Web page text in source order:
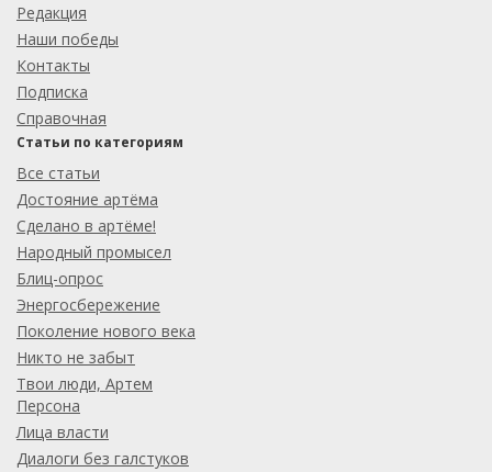
Редакция
Наши победы
Контакты
Подписка
Справочная
Статьи по категориям
Все статьи
Достояние артёма
Сделано в артёме!
Народный промысел
Блиц-опрос
Энергосбережение
Поколение нового века
Никто не забыт
Твои люди, Артем
Персона
Лица власти
Диалоги без галстуков